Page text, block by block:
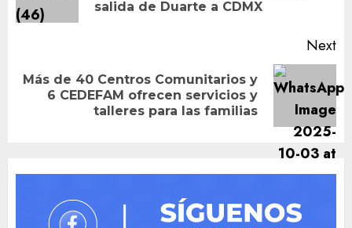
salida de Duarte a CDMX
Next
Next
Más de 40 Centros Comunitarios y
6 CEDEFAM ofrecen servicios y
talleres para las familias